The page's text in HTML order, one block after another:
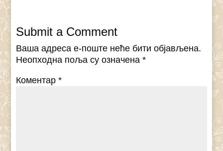
Submit a Comment
Ваша адреса е-поште неће бити објављена.
Неопходна поља су означена*
Коментар*